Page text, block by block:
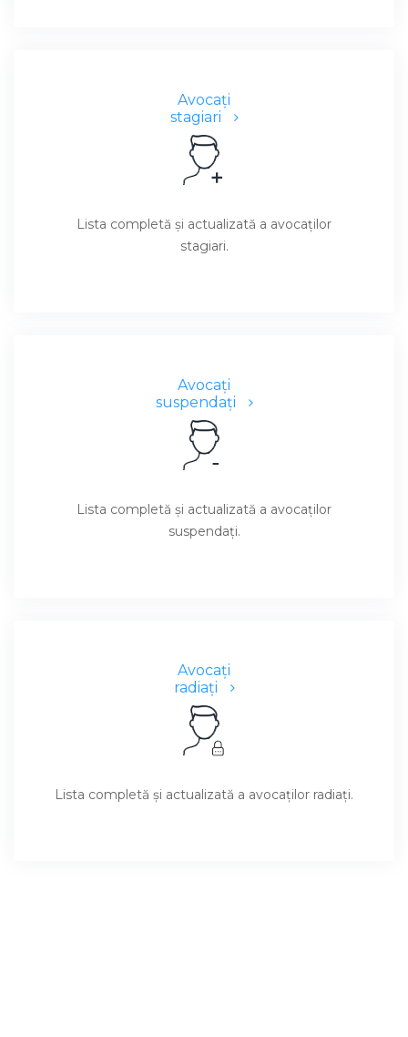
Avocaţi
stagiari
Lista completă şi actualizată a avocaţilor
stagiari.
Avocaţi
suspendaţi
Lista completă şi actualizată a avocaţilor
suspendaţi.
Avocaţi
radiaţi
Lista completă şi actualizată a avocaţilor radiaţi.